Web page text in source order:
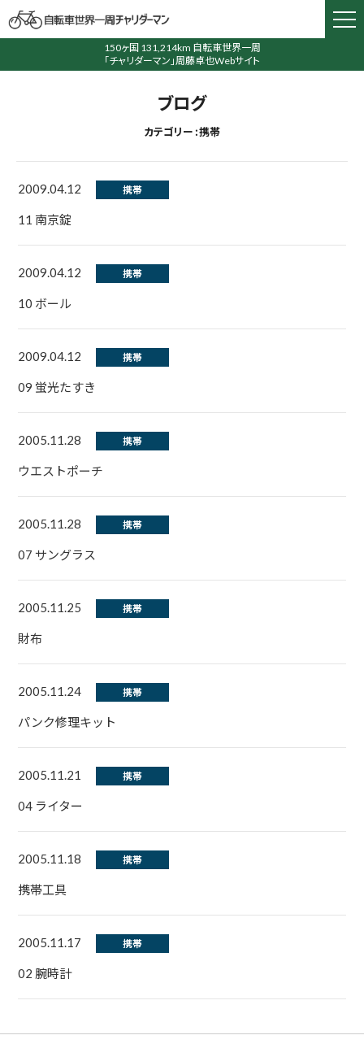
150ヶ国 131,214km 自転車世界一周
「チャリダーマン」周藤卓也Webサイト
ブログ
カテゴリー : 携帯
2009.04.12 携帯
11 南京錠
2009.04.12 携帯
10 ボール
2009.04.12 携帯
09 蛍光たすき
2005.11.28 携帯
ウエストポーチ
2005.11.28 携帯
07 サングラス
2005.11.25 携帯
財布
2005.11.24 携帯
パンク修理キット
2005.11.21 携帯
04 ライター
2005.11.18 携帯
携帯工具
2005.11.17 携帯
02 腕時計